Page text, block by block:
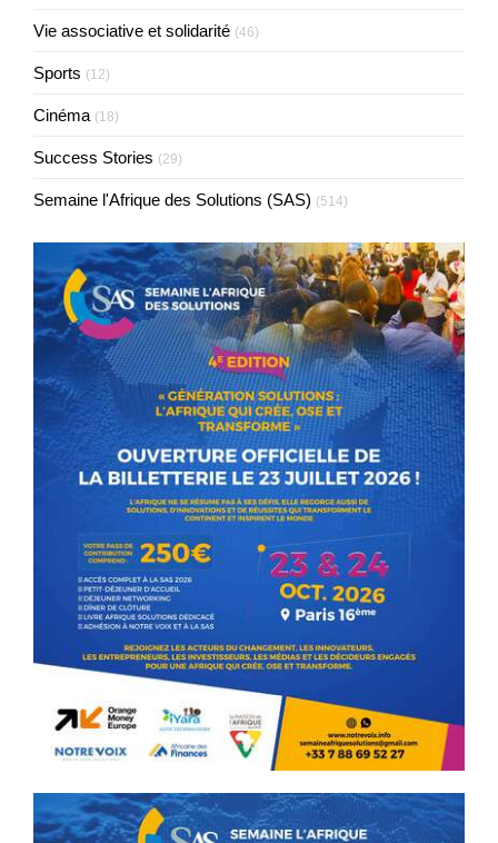
Vie associative et solidarité (46)
Sports (12)
Cinéma (18)
Success Stories (29)
Semaine l'Afrique des Solutions (SAS) (514)